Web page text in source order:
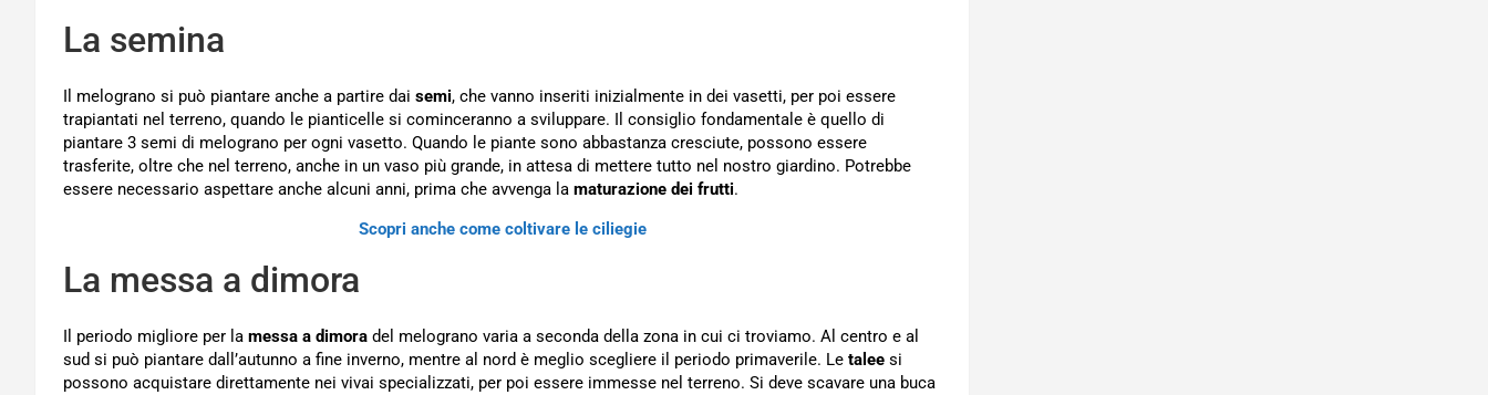
La semina
Il melograno si può piantare anche a partire dai semi, che vanno inseriti inizialmente in dei vasetti, per poi essere
trapiantati nel terreno, quando le pianticelle si cominceranno a sviluppare. Il consiglio fondamentale è quello di
piantare 3 semi di melograno per ogni vasetto. Quando le piante sono abbastanza cresciute, possono essere
trasferite, oltre che nel terreno, anche in un vaso più grande, in attesa di mettere tutto nel nostro giardino. Potrebbe
essere necessario aspettare anche alcuni anni, prima che avvenga la maturazione dei frutti.
Scopri anche come coltivare le ciliegie
La messa a dimora
Il periodo migliore per la messa a dimora del melograno varia a seconda della zona in cui ci troviamo. Al centro e al
sud si può piantare dall’autunno a fine inverno, mentre al nord è meglio scegliere il periodo primaverile. Le talee si
possono acquistare direttamente nei vivai specializzati, per poi essere immesse nel terreno. Si deve scavare una buca